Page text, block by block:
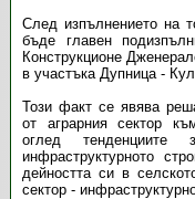
След изпълнението на
бъде главен
Конструкционе
в участъка Дупница -
Този факт се явява
от аграрния сектор
оглед
инфраструктурното
дейността си в
сектор -